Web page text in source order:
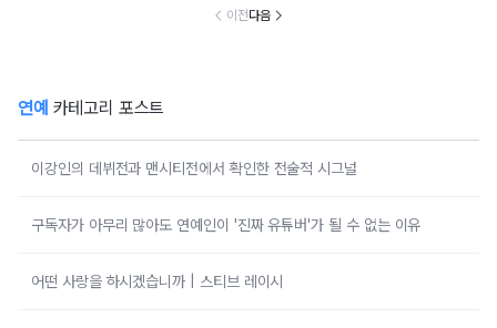
이전다음
연예 카테고리 포스트
이강인의 데뷔전과 맨시티전에서 확인한 전술적 시그널
구독자가 아무리 많아도 연예인이 '진짜 유튜버'가 될 수 없는 이유
어떤 사랑을 하시겠습니까 | 스티브 레이시